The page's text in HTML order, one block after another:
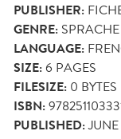
PUBLISHER:
GENRE:
LANGUAGE:
SIZE:6 PAGES
FILESIZE: 0 BYTES
ISBN:
PUBLISHED: